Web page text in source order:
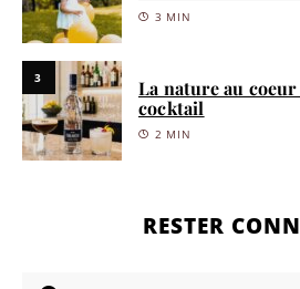
3 MIN
3
La nature au
cocktail
2 MIN
RESTER